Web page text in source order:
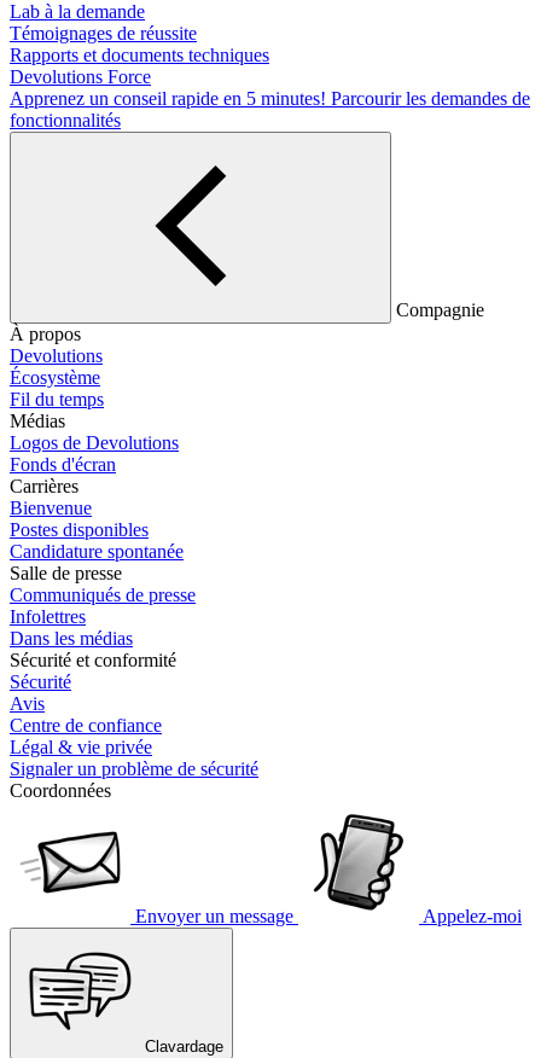
Lab à la demande
Témoignages de réussite
Rapports et documents techniques
Devolutions Force
Apprenez un conseil rapide en 5 minutes! Parcourir les demandes de
fonctionnalités
Compagnie
À propos
Devolutions
Écosystème
Fil du temps
Médias
Logos de Devolutions
Fonds d'écran
Carrières
Bienvenue
Postes disponibles
Candidature spontanée
Salle de presse
Communiqués de presse
Infolettres
Dans les médias
Sécurité et conformité
Sécurité
Avis
Centre de confiance
Légal & vie privée
Signaler un problème de sécurité
Coordonnées
Envoyer un message Appelez-moi
Clavardage